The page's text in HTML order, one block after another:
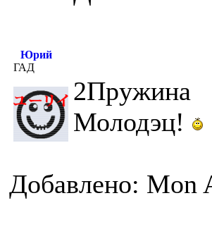
Юрий
ГАД
2Пружина
Молодэц!
Добавлено: Mon